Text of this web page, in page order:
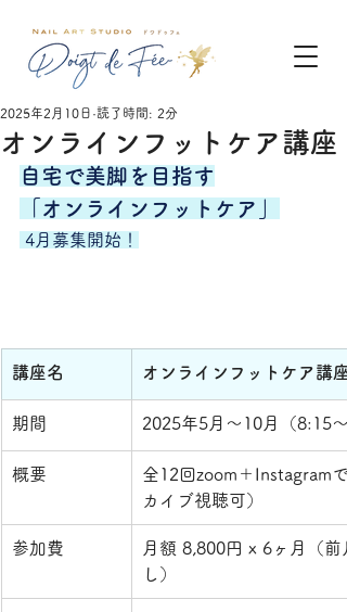
オンラインフットケア講座
2025年2月10日 読了時間: 2分
自宅で美脚を目指す
「オンラインフットケア」
4月募集開始！
講座名 オンラインフットケア講座
期間 2025年5月〜10月（8:15〜
概要
全12回zoom＋Instagram
カイブ視聴可）
参加費
月額 8,800円 x 6ヶ月（
し）